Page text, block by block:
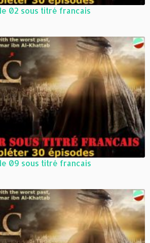
02 sous titré francais
09 sous titré francais